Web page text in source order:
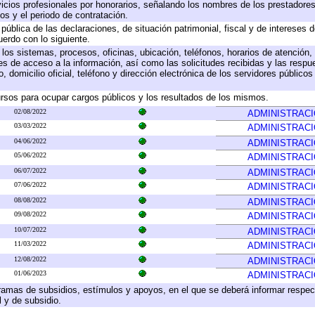
profesionales por honorarios, señalando los nombres de los
y el periodo de contratación.
de las declaraciones, de situación patrimonial, fiscal y de intereses
con lo siguiente.
sistemas, procesos, oficinas, ubicación, teléfonos, horarios de
de acceso a la información, así como las solicitudes recibidas y las
domicilio oficial, teléfono y dirección electrónica de los servidores
para ocupar cargos públicos y los resultados de los mismos.
02/08/2022
03/03/2022
04/06/2022
05/06/2022
06/07/2022
07/06/2022
08/08/2022
09/08/2022
10/07/2022
11/03/2022
12/08/2022
01/06/2023
de subsidios, estímulos y apoyos, en el que se deberá informar
y de subsidio.